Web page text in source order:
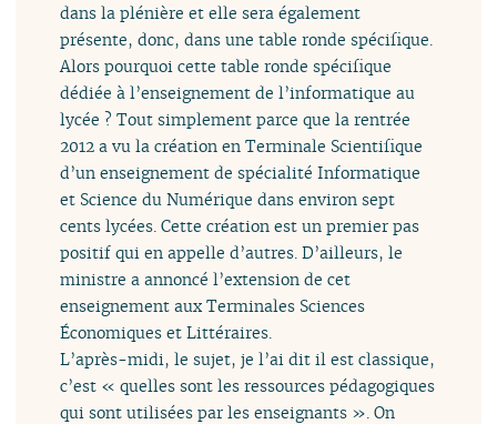
dans la plénière et elle sera également
présente, donc, dans une table ronde spécifique.
Alors pourquoi cette table ronde spécifique
dédiée à l’enseignement de l’informatique au
lycée ? Tout simplement parce que la rentrée
2012 a vu la création en Terminale Scientifique
d’un enseignement de spécialité Informatique
et Science du Numérique dans environ sept
cents lycées. Cette création est un premier pas
positif qui en appelle d’autres. D’ailleurs, le
ministre a annoncé l’extension de cet
enseignement aux Terminales Sciences
Économiques et Littéraires.
L’après-midi, le sujet, je l’ai dit il est classique,
c’est « quelles sont les ressources pédagogiques
qui sont utilisées par les enseignants ». On